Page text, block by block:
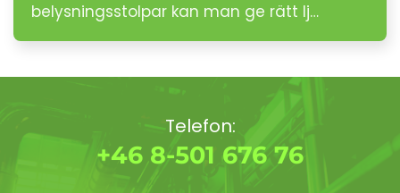
belysningsstolpar kan man ge rätt lj…
Telefon:
+46 8-501 676 76